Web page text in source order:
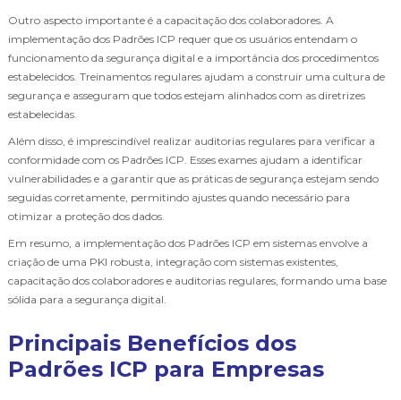
Outro aspecto importante é a capacitação dos colaboradores. A
implementação dos Padrões ICP requer que os usuários entendam o
funcionamento da segurança digital e a importância dos procedimentos
estabelecidos. Treinamentos regulares ajudam a construir uma cultura de
segurança e asseguram que todos estejam alinhados com as diretrizes
estabelecidas.
Além disso, é imprescindível realizar auditorias regulares para verificar a
conformidade com os Padrões ICP. Esses exames ajudam a identificar
vulnerabilidades e a garantir que as práticas de segurança estejam sendo
seguidas corretamente, permitindo ajustes quando necessário para
otimizar a proteção dos dados.
Em resumo, a implementação dos Padrões ICP em sistemas envolve a
criação de uma PKI robusta, integração com sistemas existentes,
capacitação dos colaboradores e auditorias regulares, formando uma base
sólida para a segurança digital.
Principais Benefícios dos
Padrões ICP para Empresas